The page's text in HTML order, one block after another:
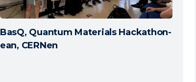
BasQ, Quantum Materials Hackathon-
ean, CERNen